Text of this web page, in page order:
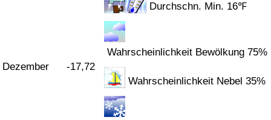
Dezember -17,72
Durchschn. Min. 16℉
Wahrscheinlichkeit Bewölkung 75%
Wahrscheinlichkeit Nebel 35%